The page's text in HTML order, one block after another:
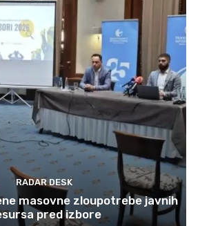
RADAR DESK
masovne zloupotrebe javnih
pred izbore